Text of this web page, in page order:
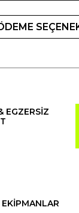
EGZERSİZ
EKİPMANLAR